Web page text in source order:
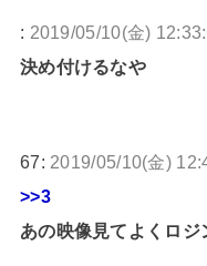
: 2019/05/10(金)
決め付けるなや
67: 2019/05/10(金)
>>3
あの映像見てよくロ